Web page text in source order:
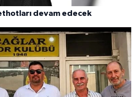
devam edecek